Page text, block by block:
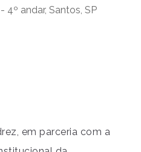
4º andar, Santos, SP
em parceria com a